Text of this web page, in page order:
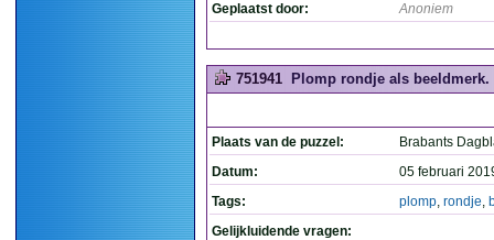
Geplaatst door: Anoniem
751941 Plomp rondje als beeldmerk.
Plaats van de puzzel:
Brabants
Datum:
05 februari
Tags:
plomp, rondje,
Gelijkluidende vragen: